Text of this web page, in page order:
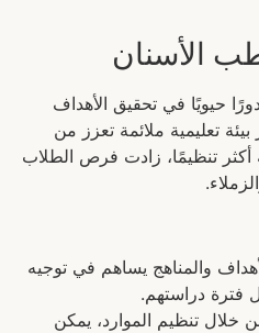
الأسنان
حيويًا في تحقيق الأهداف
تعليمية ملائمة تعزز من
أكثر تنظيمًا، زادت فرص الطلاب
والمناهج يساهم في توجيه
فترة دراستهم.
خلال تنظيم الموارد، يمكن